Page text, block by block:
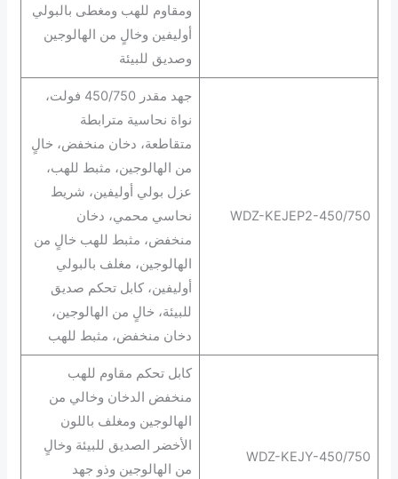
ومقاوم للهب ومغطى بالبولي
أوليفين وخالٍ من الهالوجين
وصديق للبيئة
WDZ-KEJEP2-450/750
جهد مقدر 450/750 فولت،
نواة نحاسية مترابطة
متقاطعة، دخان منخفض، خالٍ
من الهالوجين، مثبط للهب،
عزل بولي أوليفين، شريط
نحاسي محمي، دخان
منخفض، مثبط للهب خالٍ من
الهالوجين، مغلف بالبولي
أوليفين، كابل تحكم صديق
للبيئة، خالٍ من الهالوجين،
دخان منخفض، مثبط للهب
WDZ-KEJY-450/750
كابل تحكم مقاوم للهب
منخفض الدخان وخالي من
الهالوجين ومغلف باللون
الأخضر الصديق للبيئة وخالٍ
من الهالوجين وذو جهد